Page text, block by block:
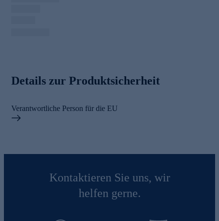
Details zur Produktsicherheit
Verantwortliche Person für die EU
Kontaktieren Sie uns, wir
helfen gerne.